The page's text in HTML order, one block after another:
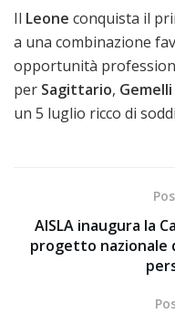
Il Leone conquista il
a una combinazione
opportunità
per Sagittario, Gemelli
un 5 luglio ricco di
AISLA inaugura la
progetto nazionale